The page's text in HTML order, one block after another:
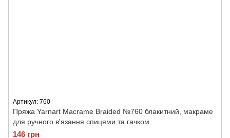
Артикул: 760
Пряжа Yarnart Macrame Braided №760 блакитний, макраме
для ручного в'язання спицями та гачком
146 грн